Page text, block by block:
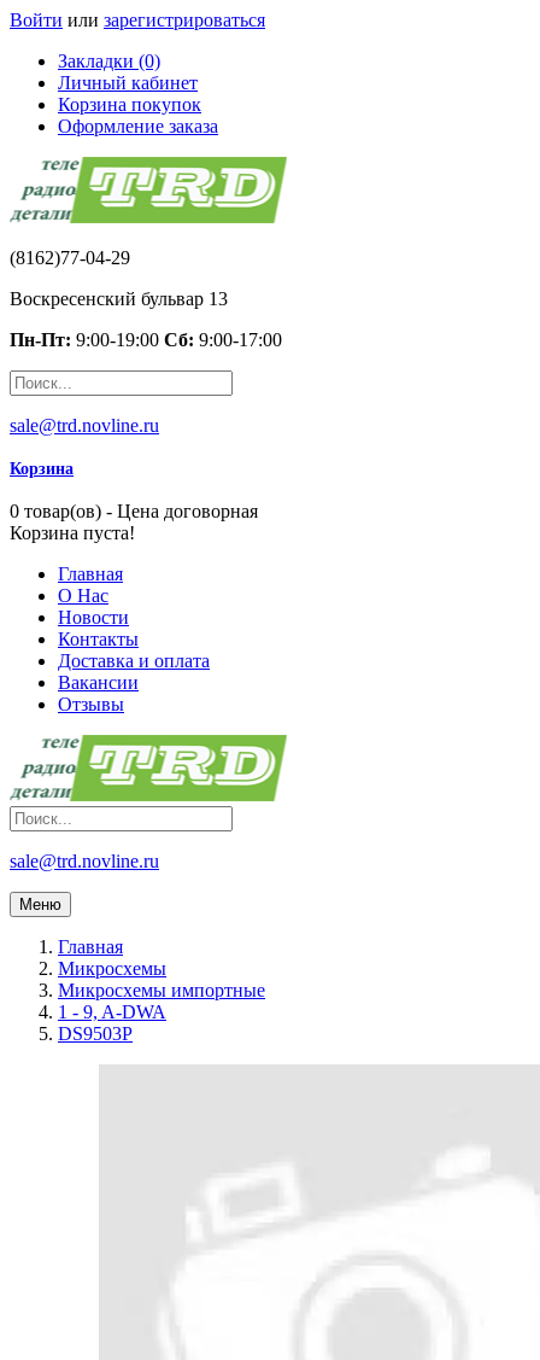
Войти или зарегистрироваться
Закладки (0)
Личный кабинет
Корзина покупок
Оформление заказа
(8162)77-04-29
Воскресенский бульвар 13
Пн-Пт: 9:00-19:00 Сб: 9:00-17:00
sale@trd.novline.ru
Корзина
0 товар(ов) - Цена договорная
Корзина пуста!
Главная
О Нас
Новости
Контакты
Доставка и оплата
Вакансии
Отзывы
sale@trd.novline.ru
Меню
Главная
Микросхемы
Микросхемы импортные
1 - 9, A-DWA
DS9503P